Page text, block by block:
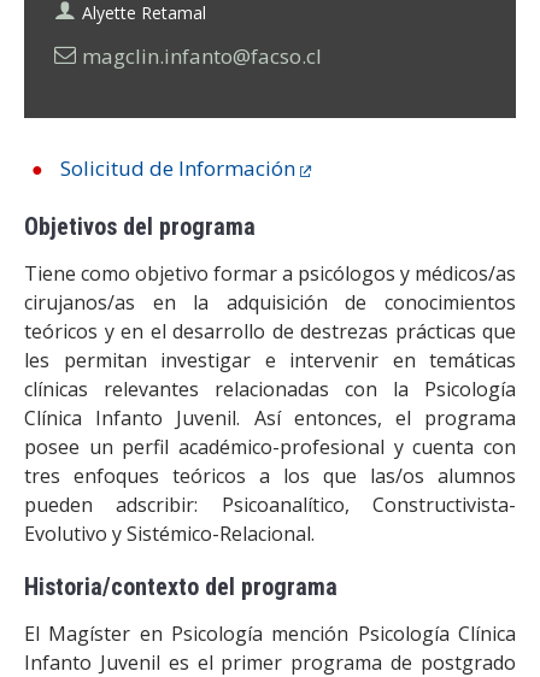
Alyette Retamal
magclin.infanto@facso.cl
Solicitud de Información
Objetivos del programa
Tiene como objetivo formar a psicólogos y médicos/as
cirujanos/as en la adquisición de conocimientos
teóricos y en el desarrollo de destrezas prácticas que
les permitan investigar e intervenir en temáticas
clínicas relevantes relacionadas con la Psicología
Clínica Infanto Juvenil. Así entonces, el programa
posee un perfil académico-profesional y cuenta con
tres enfoques teóricos a los que las/os alumnos
pueden adscribir: Psicoanalítico, Constructivista-
Evolutivo y Sistémico-Relacional.
Historia/contexto del programa
El Magíster en Psicología mención Psicología Clínica
Infanto Juvenil es el primer programa de postgrado